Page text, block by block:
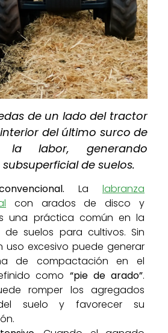
de un lado del tractor
del último surco de
labor, generando
de suelos.
La labranza
con arados de disco y
una práctica común en la
de suelos para cultivos. Sin
uso excesivo puede generar
de compactación en el
como “pie de arado”.
romper los agregados
suelo y favorecer su